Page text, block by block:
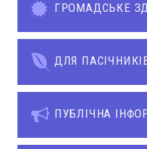
ГРОМАДСЬКЕ
ДЛЯ
ПУБЛІЧНА